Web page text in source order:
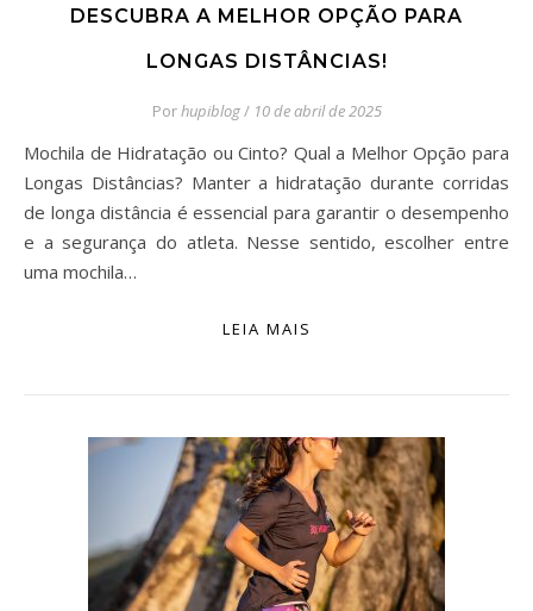
DESCUBRA A MELHOR OPÇÃO PARA
LONGAS DISTÂNCIAS!
Porhupiblog/ 10 de abril de 2025
Mochila de Hidratação ou Cinto? Qual a Melhor Opção para
Longas Distâncias? Manter a hidratação durante corridas
de longa distância é essencial para garantir o desempenho
e a segurança do atleta. Nesse sentido, escolher entre
uma mochila…
LEIA MAIS